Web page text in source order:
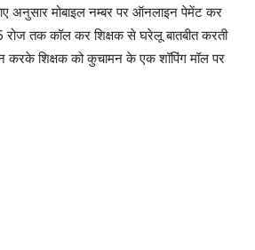
अनुसार मोबाइल नम्बर पर ऑनलाइन पेमेंट कर
रोज तक कॉल कर शिक्षक से घरेलू बातबीत करती
करके शिक्षक को कुचामन के एक शॉपिंग मॉल पर